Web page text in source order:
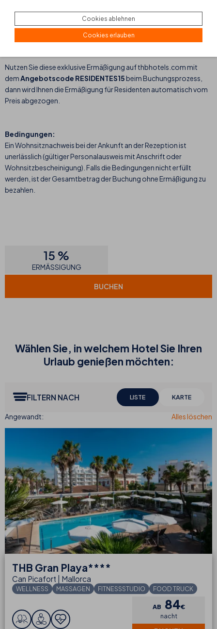
Einwohner der Balearen: Ermäßigung für Hotels auf Mallorca
und Ibiza.
Nutzen Sie diese exklusive Ermäßigung auf thbhotels.com mit
demAngebotscode RESIDENTES15beim Buchungsprozess,
dann wird Ihnen die Ermäßigung für Residenten automatisch vom
Preis abgezogen.
Bedingungen:
Ein Wohnsitznachweis bei der Ankunft an der Rezeption ist
unerlässlich (gültiger Personalausweis mit Anschrift oder
Wohnsitzbescheinigung). Falls die Bedingungen nicht erfüllt
werden, ist der Gesamtbetrag der Buchung ohne Ermäßigung zu
bezahlen.
15 %
ERMÄSSIGUNG
BUCHEN
Wählen Sie, in welchem Hotel Sie Ihren
Urlaub genießen möchten:
FILTERN NACH LISTE KARTE
THB Gran Playa****
Can Picafort | Mallorca
WELLNESS MASSAGEN FITNESSSTUDIO FOOD TRUCK
AB 84€
nacht
Cookies ablehnen
Cookies erlauben